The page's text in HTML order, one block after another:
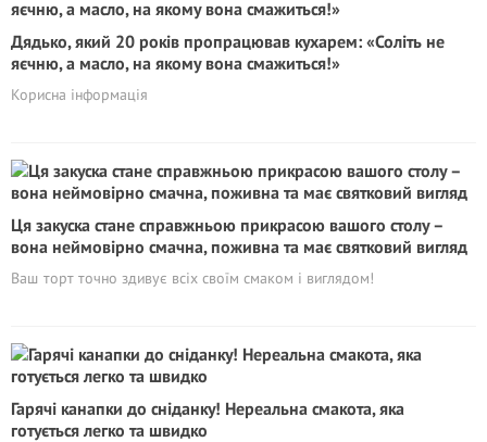
Дядько, який 20 років пропрацював кухарем: «Соліть не
яєчню, а масло, на якому вона смажиться!»
Корисна інформація
Ця закуска стане справжньою прикрасою вашого столу –
вона неймовірно смачна, поживна та має святковий вигляд
Ваш торт точно здивує всіх своїм смаком і виглядом!
Гарячі канапки до сніданку! Нереальна смакота, яка
готується легко та швидко